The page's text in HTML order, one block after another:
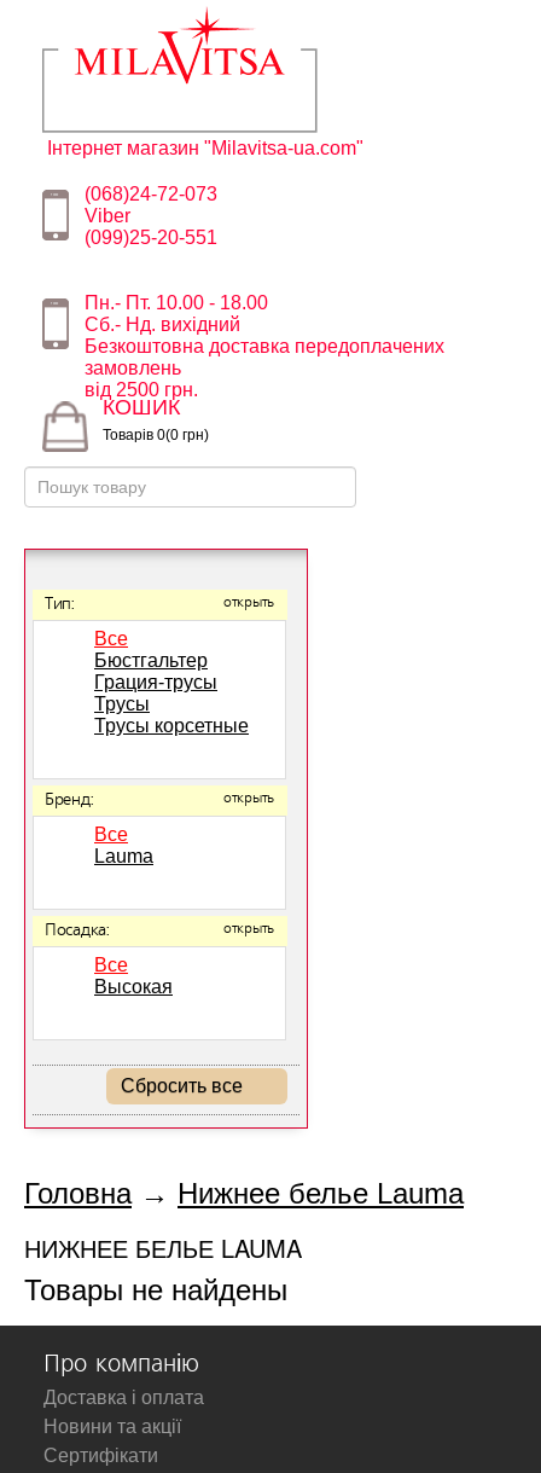
Інтернет магазин "Milavitsa-ua.com"
(068)24-72-073
Viber
(099)25-20-551
Пн.- Пт. 10.00 - 18.00
Сб.- Нд. вихідний
Безкоштовна доставка передоплачених
замовлень
від 2500 грн.
КОШИК
Товарів 0(0 грн)
Тип: открыть
Все
Бюстгальтер
Грация-трусы
Трусы
Трусы корсетные
Бренд: открыть
Все
Lauma
Посадка: открыть
Все
Высокая
Сбросить все
Головна→ Нижнее белье Lauma
НИЖНЕЕ БЕЛЬЕ LAUMA
Товары не найдены
Про компанію
Доставка і оплата
Новини та акції
Сертифікати